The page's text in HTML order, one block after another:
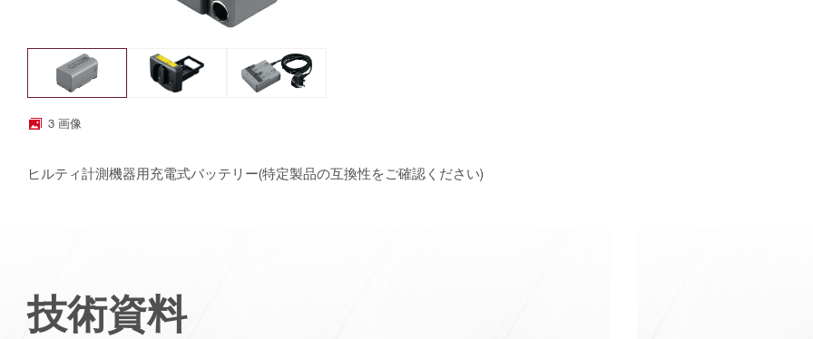
3 画像
ヒルティ計測機器用充電式バッテリー(特定製品の互換性をご確認ください)
技術資料